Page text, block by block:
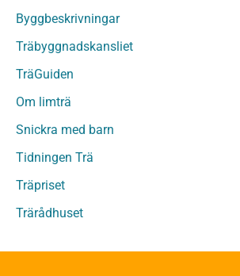
Träpanel och Utvändig
Träpanel och utvändig
Trägolv
Sågat virke
Sågat virke Behandlat
Övriga träprodukter
Övrigt byggvirke
Underlagsspont
Byggbeskrivningar
Träbyggnadskansliet
TräGuiden
Om limträ
Snickra med barn
Tidningen Trä
Träpriset
Trärådhuset